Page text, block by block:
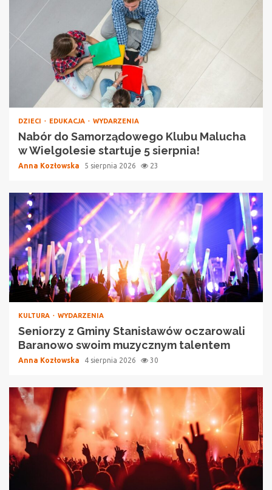
DZIECI EDUKACJA WYDARZENIA
Nabór do Samorządowego Klubu Malucha
w Wielgolesie startuje 5 sierpnia!
Anna Kozłowska 5 sierpnia 2026 23
KULTURA WYDARZENIA
Seniorzy z Gminy Stanisławów oczarowali
Baranowo swoim muzycznym talentem
Anna Kozłowska 4 sierpnia 2026 30